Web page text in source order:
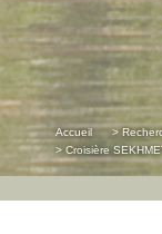
Accueil >
> Croisière